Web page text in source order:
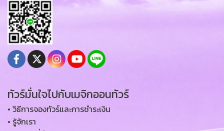
ทัวร์มั่นใจไปกับเมจิกออนทัวร์
• วิธีการจองทัวร์และการชำระเงิน
• รู้จักเรา